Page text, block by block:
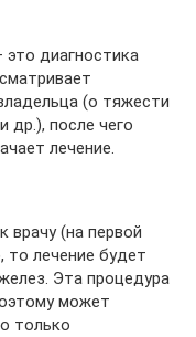
это диагностика
(о тяжести
др.), после чего
лечение.
врачу (на первой
то лечение будет
Эта процедура
может
только